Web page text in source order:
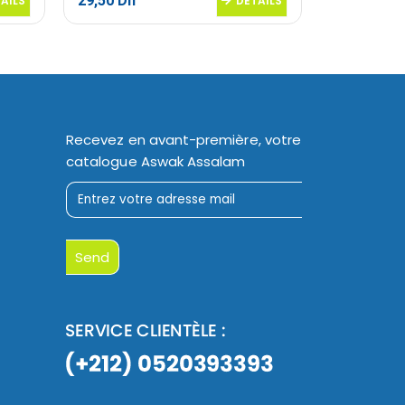
Recevez en avant-première, votre
catalogue Aswak Assalam